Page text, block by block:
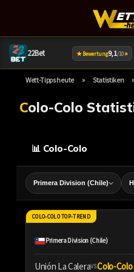
22Bet ★Bewertung9,1/10»
Wett-Tipps heute » Statistiken »
Colo-Colo
📊 Colo-Colo
COLO-COLO TOP-TREND
Primera Division (Chile)
Unión La CaleraVS.Colo-Colo